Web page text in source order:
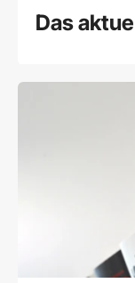
Das